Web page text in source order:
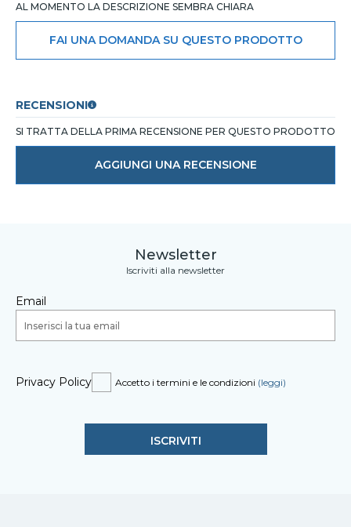
AL MOMENTO LA DESCRIZIONE SEMBRA CHIARA
FAI UNA DOMANDA SU QUESTO PRODOTTO
RECENSIONI
SI TRATTA DELLA PRIMA RECENSIONE PER QUESTO PRODOTTO
AGGIUNGI UNA RECENSIONE
Newsletter
Iscriviti alla newsletter
Email
Privacy Policy Accetto i termini e le condizioni (leggi)